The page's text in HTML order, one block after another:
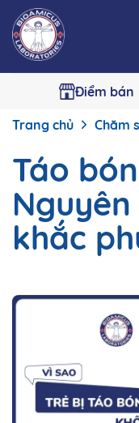
Điểm bán
Trang chủ Chăm
Táo
khắc